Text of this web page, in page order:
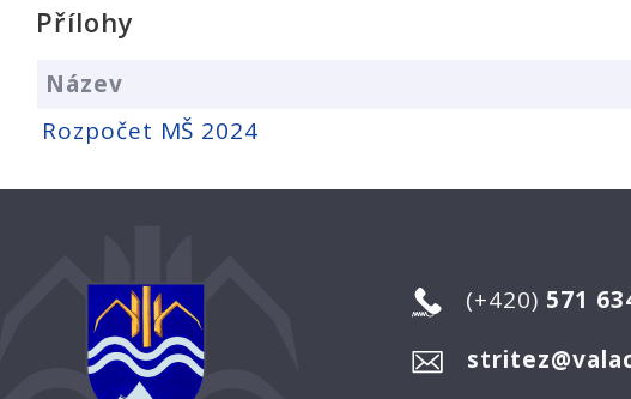
Přílohy
Název
Rozpočet MŠ 2024
(+420) 571